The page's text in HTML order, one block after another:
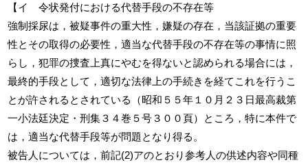
【イ 令状発付における代替手段の不存在等
強制採尿は，被疑事件の重大性，嫌疑の存在，当該証拠の重要
性とその取得の必要性，適当な代替手段の不存在等の事情に照
らし，犯罪の捜査上真にやむを得ないと認められる場合には，
最終的手段として，適切な法律上の手続きを経てこれを行うこ
とが許されるとされている（昭和５５年１０月２３日最高裁第
一小法廷決定・刑集３４巻５号３００頁）ところ，特に本件で
は，適当な代替手段等が問題となり得る。
被告人については，前記(2)アのとおり参考人の供述内容や同種